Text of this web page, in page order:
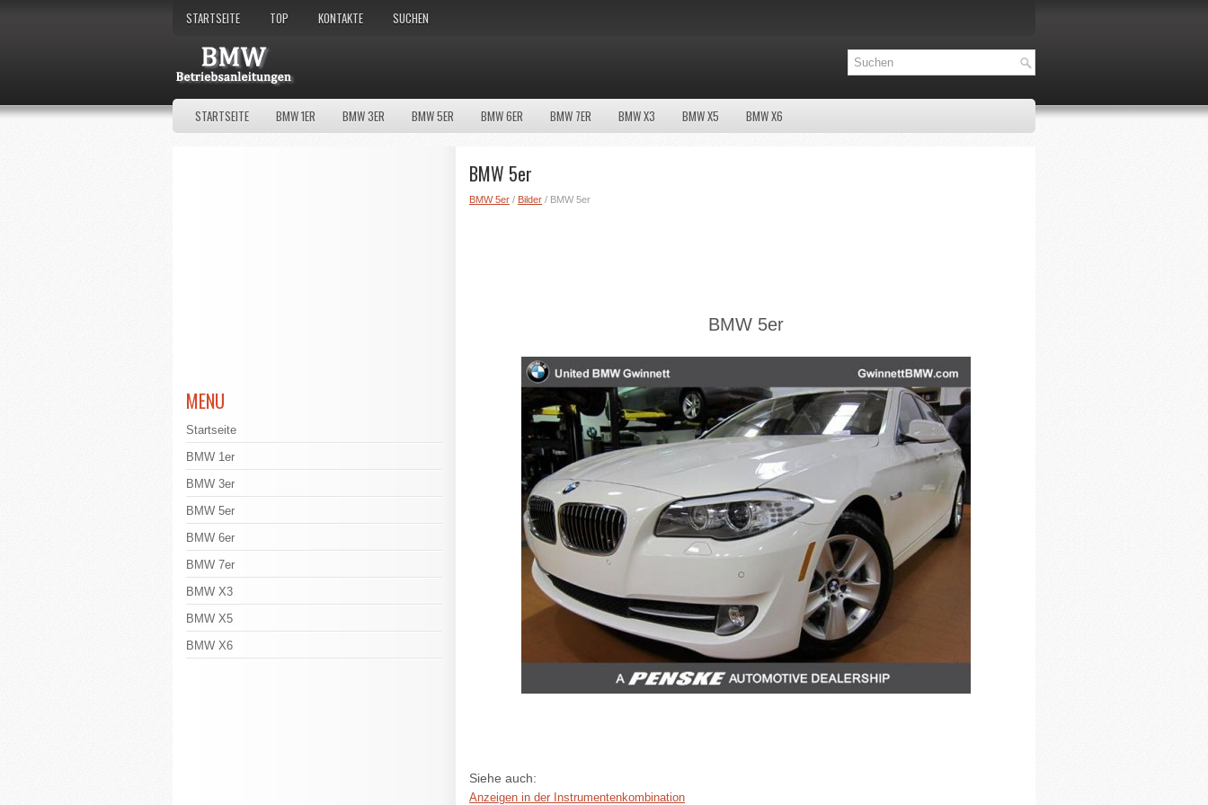
STARTSEITE TOP KONTAKTE SUCHEN
STARTSEITE BMW 1ER BMW 3ER BMW 5ER BMW 6ER BMW 7ER BMW X3 BMW X5 BMW X6
BMW 5er
BMW 5er / Bilder / BMW 5er
BMW 5er
Siehe auch:
Anzeigen in der Instrumentenkombination
MENU
Startseite
BMW 1er
BMW 3er
BMW 5er
BMW 6er
BMW 7er
BMW X3
BMW X5
BMW X6